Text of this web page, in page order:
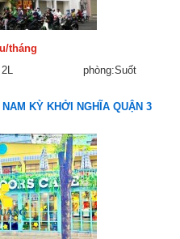
tháng
phòng:Suốt
KỲ KHỞI NGHĨA QUẬN 3